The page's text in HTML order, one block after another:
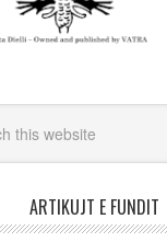
ARTIKUJT E FUNDIT